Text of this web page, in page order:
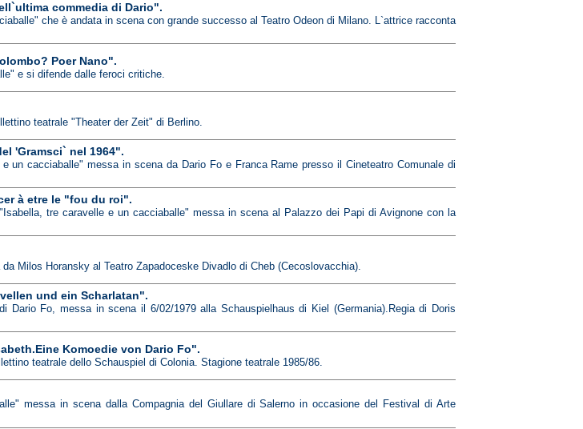
commedia di Dario".
che è andata in scena con grande successo al Teatro Odeon di Milano. L`attrice racconta
Poer Nano".
e si difende dalle feroci critiche.
teatrale "Theater der Zeit" di Berlino.
'Gramsci` nel 1964".
un cacciaballe" messa in scena da Dario Fo e Franca Rame presso il Cineteatro Comunale di
à etre le "fou du roi".
tre caravelle e un cacciaballe" messa in scena al Palazzo dei Papi di Avignone con la
Milos Horansky al Teatro Zapadoceske Divadlo di Cheb (Cecoslovacchia).
und ein Scharlatan".
Fo, messa in scena il 6/02/1979 alla Schauspielhaus di Kiel (Germania).Regia di Doris
Komoedie von Dario Fo".
teatrale dello Schauspiel di Colonia. Stagione teatrale 1985/86.
messa in scena dalla Compagnia del Giullare di Salerno in occasione del Festival di Arte